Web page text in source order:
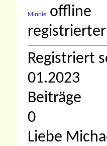
Minnie
Registriert
01.2023
Beiträge
0
Liebe